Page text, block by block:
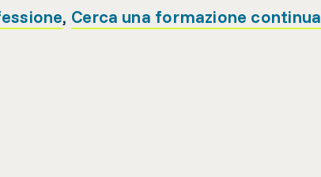
, Cerca una formazione continua